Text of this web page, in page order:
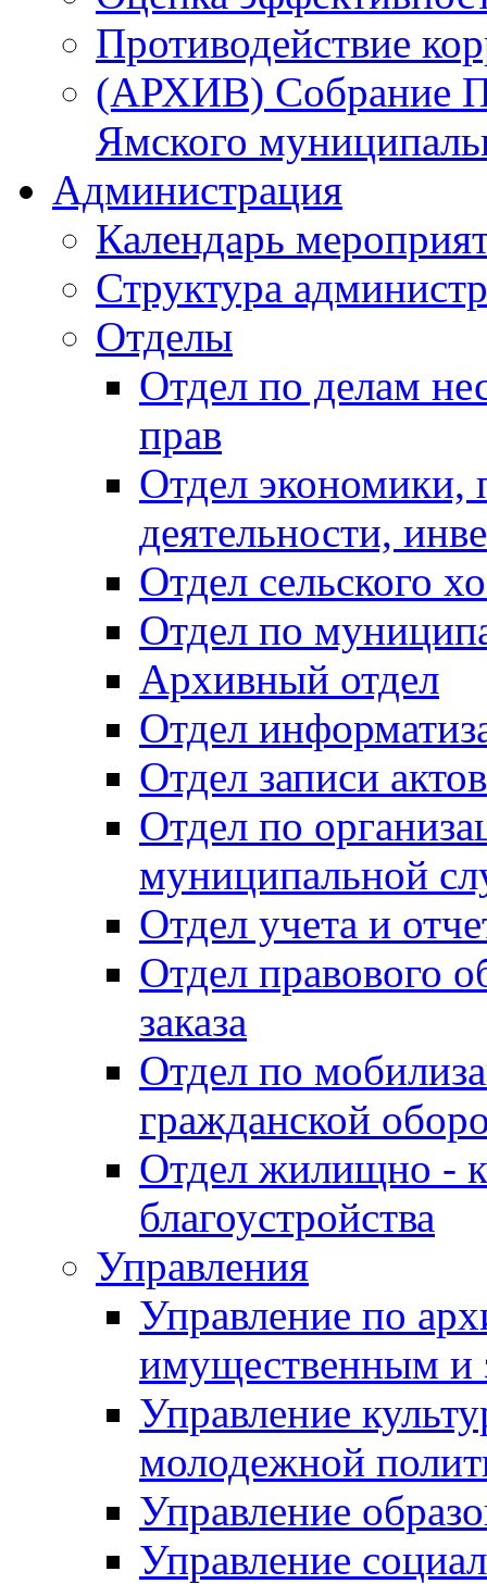
Противодействие
(АРХИВ) Собрание
Ямского
Администрация
Календарь
Структура
Отделы
Отдел по делам
прав
Отдел экономики,
деятельности,
Отдел сельского
Отдел по
Архивный отдел
Отдел
Отдел записи
Отдел по
муниципальной
Отдел учета и
Отдел правового
заказа
Отдел по
гражданской
Отдел жилищно -
благоустройства
Управления
Управление по
имущественным и
Управление
молодежной
Управление
Управление